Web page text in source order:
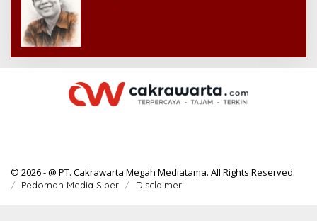
© 2026 - @ PT. Cakrawarta Megah Mediatama. All Rights Reserved.
Pedoman Media Siber Disclaimer